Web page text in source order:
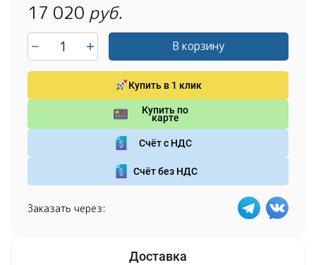
17 020 руб.
В корзину
Купить в 1 клик
Купить по
карте
Счёт с НДС
Счёт без НДС
Заказать через: